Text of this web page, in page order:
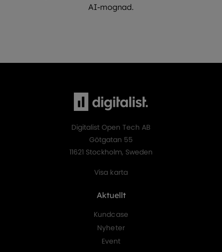
AI-mognad.
Digitalist Open Tech AB
Götgatan 55
11621 Stockholm, Sweden
Visa karta
Aktuellt
Kundcase
Nyheter
Event